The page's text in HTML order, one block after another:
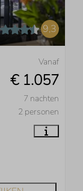
9,3
Vanaf
€ 1.057
7 nachten
2 personen